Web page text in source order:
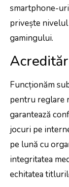
smartphone-
privește
gamingului.
Funcționăm
pentru reglare
garantează
jocuri pe
pe lună cu
integritatea
echitatea